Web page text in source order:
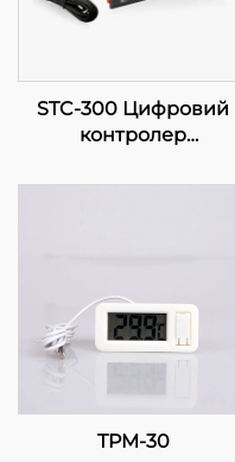
STC-300 Цифровий
контролер
та функціональність
TPM-30